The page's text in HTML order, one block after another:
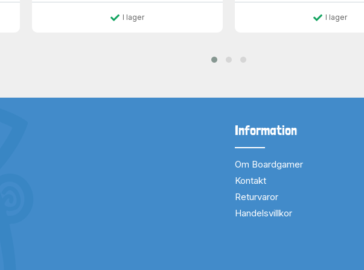
I lager I lager
Information
Om Boardgamer
Kontakt
Returvaror
Handelsvillkor